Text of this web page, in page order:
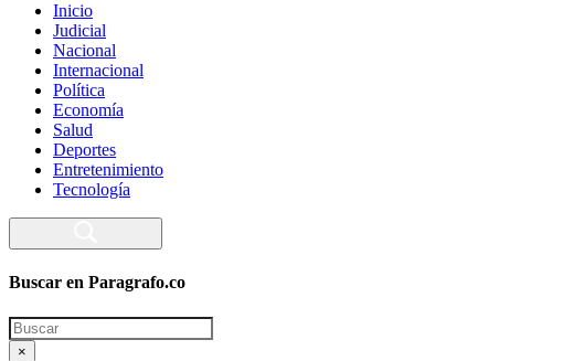
Inicio
Judicial
Nacional
Internacional
Política
Economía
Salud
Deportes
Entretenimiento
Tecnología
Buscar en Paragrafo.co
Search
×